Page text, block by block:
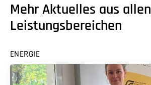
Mehr Aktuelles aus allen
Leistungsbereichen
ENERGIE